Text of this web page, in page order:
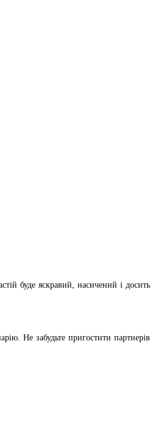
буде яскравий, насичений і досить
Не забудьте пригостити партнерів